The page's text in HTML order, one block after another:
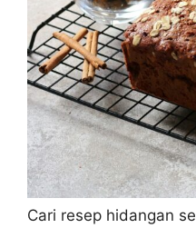
Cari resep hidangan